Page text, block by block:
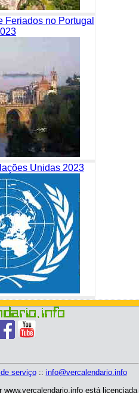
Feriados no Portugal
Unidas 2023
serviço:: info@vercalendario.info
está licenciada